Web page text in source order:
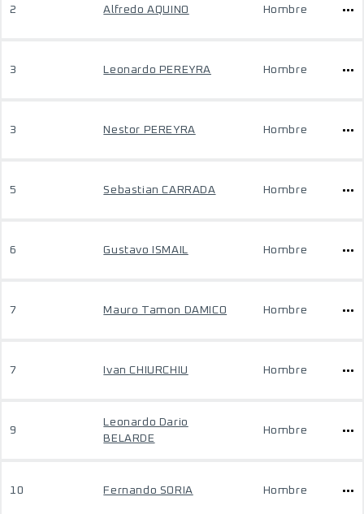
2 Alfredo AQUINO Hombre
3 Leonardo PEREYRA Hombre
3 Nestor PEREYRA Hombre
5 Sebastian CARRADA Hombre
6 Gustavo ISMAIL Hombre
7 Mauro Tamon DAMICO Hombre
7 Ivan CHIURCHIU Hombre
9
Leonardo Dario
BELARDE
Hombre
10 Fernando SORIA Hombre